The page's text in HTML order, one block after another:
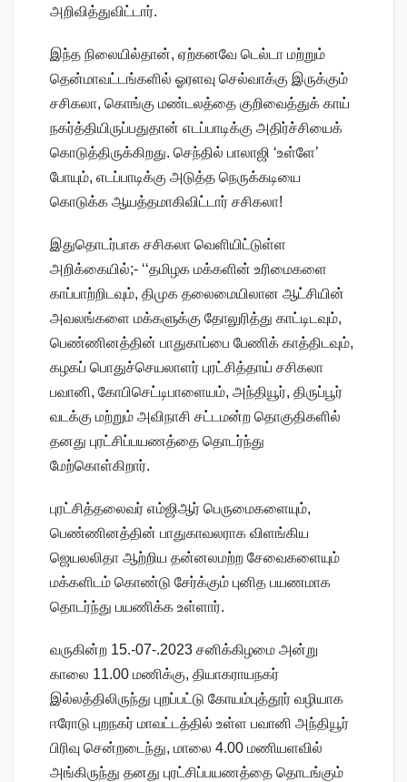
அறிவித்துவிட்டார்.
இந்த நிலையில்தான், ஏற்கனவே டெல்டா மற்றும்
தென்மாவட்டங்களில் ஓரளவு செல்வாக்கு இருக்கும்
சசிகலா, கொங்கு மண்டலத்தை குறிவைத்துக் காய்
நகர்த்தியிருப்பதுதான் எடப்பாடிக்கு அதிர்ச்சியைக்
கொடுத்திருக்கிறது. செந்தில் பாலாஜி ‘உள்ளே’
போயும், எடப்பாடிக்கு அடுத்த நெருக்கடியை
கொடுக்க ஆயத்தமாகிவிட்டார் சசிகலா!
இதுதொடர்பாக சசிகலா வெளியிட்டுள்ள
அறிக்கையில்;- ‘‘தமிழக மக்களின் உரிமைகளை
காப்பாற்றிடவும், திமுக தலைமையிலான ஆட்சியின்
அவலங்களை மக்களுக்கு தோலுரித்து காட்டிடவும்,
பெண்ணினத்தின் பாதுகாப்பை பேணிக் காத்திடவும்,
கழகப் பொதுச்செயலாளர் புரட்சித்தாய் சசிகலா
பவானி, கோபிசெட்டிபாளையம், அந்தியூர், திருப்பூர்
வடக்கு மற்றும் அவிநாசி சட்டமன்ற தொகுதிகளில்
தனது புரட்சிப்பயணத்தை தொடர்ந்து
மேற்கொள்கிறார்.
புரட்சித்தலைவர் எம்ஜிஆர் பெருமைகளையும்,
பெண்ணினத்தின் பாதுகாவலராக விளங்கிய
ஜெயலலிதா ஆற்றிய தன்னலமற்ற சேவைகளையும்
மக்களிடம் கொண்டு சேர்க்கும் புனித பயணமாக
தொடர்ந்து பயணிக்க உள்ளார்.
வருகின்ற 15.-07-.2023 சனிக்கிழமை அன்று
காலை 11.00 மணிக்கு, தியாகராயநகர்
இல்லத்திலிருந்து புறப்பட்டு கோயம்புத்தூர் வழியாக
ஈரோடு புறநகர் மாவட்டத்தில் உள்ள பவானி அந்தியூர்
பிரிவு சென்றடைந்து, மாலை 4.00 மணியளவில்
அங்கிருந்து தனது புரட்சிப்பயணத்தை தொடங்கும்